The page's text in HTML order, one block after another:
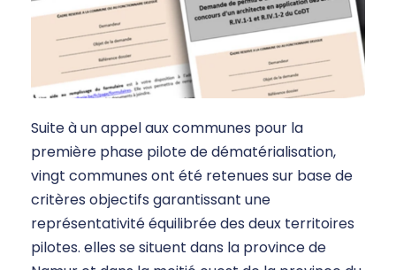
Suite à un appel aux communes pour la
première phase pilote de dématérialisation,
vingt communes ont été retenues sur base de
critères objectifs garantissant une
représentativité équilibrée des deux territoires
pilotes. elles se situent dans la province de